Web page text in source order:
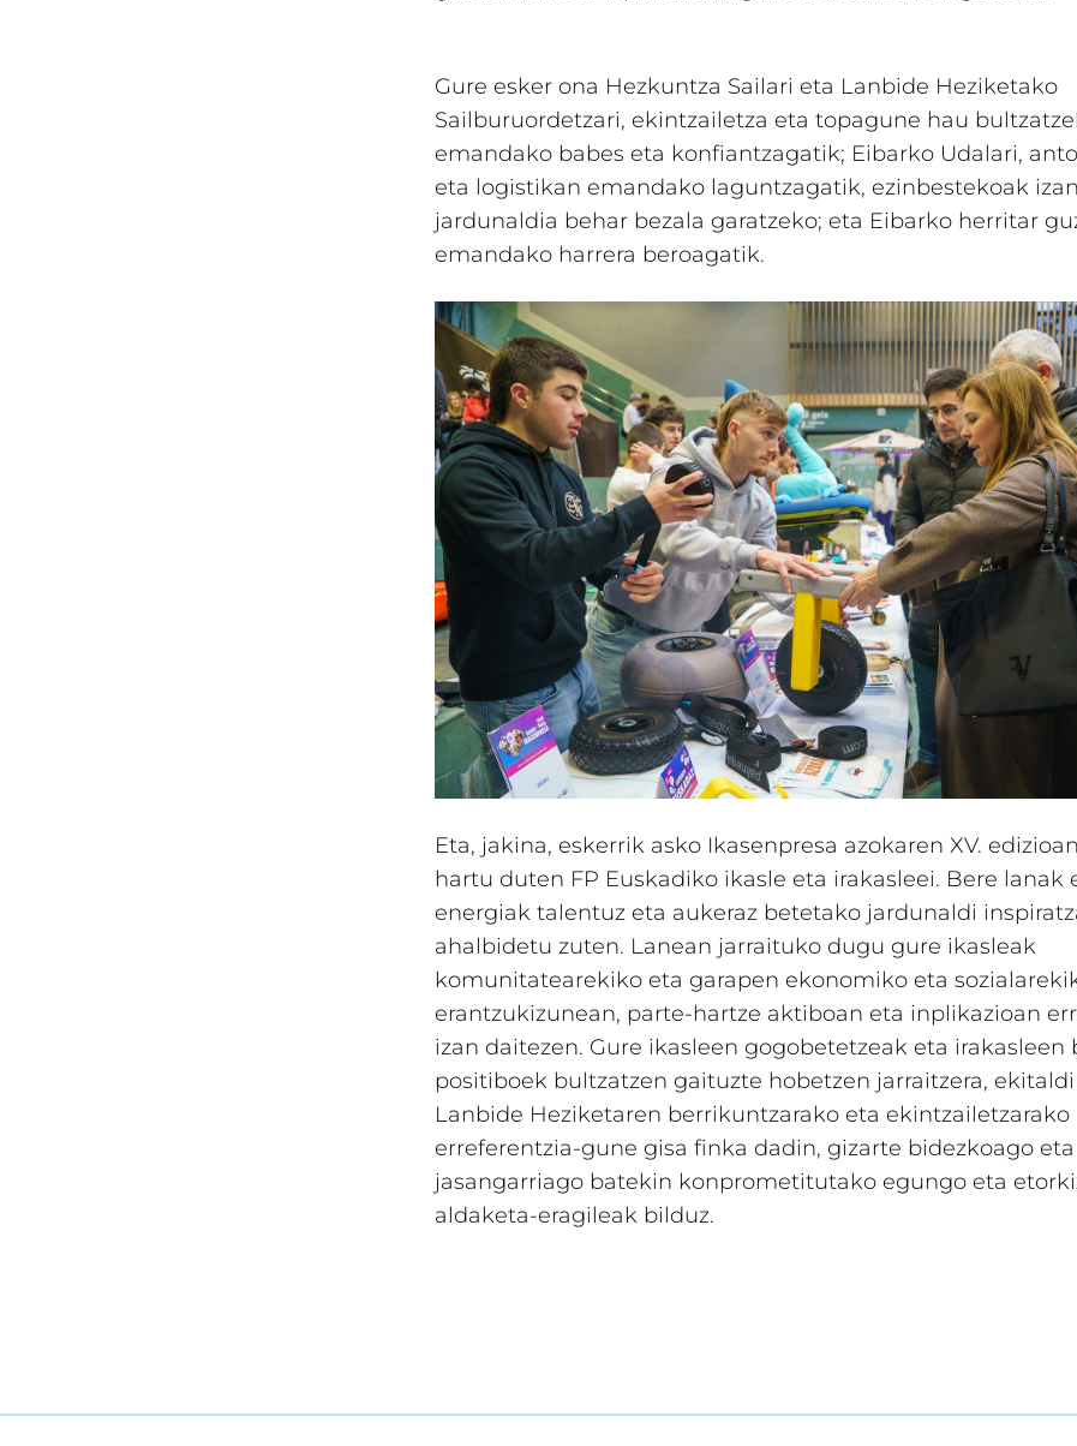
Gure esker ona Hezkuntza Sailari eta Lanbide Heziketako
Sailburuordetzari, ekintzailetza eta topagune hau
emandako babes eta konfiantzagatik; Eibarko Udalari,
eta logistikan emandako laguntzagatik, ezinbestekoak
jardunaldia behar bezala garatzeko; eta Eibarko herritar
emandako harrera beroagatik.
Eta, jakina, eskerrik asko Ikasenpresa azokaren XV.
hartu duten FP Euskadiko ikasle eta irakasleei. Bere lanak
energiak talentuz eta aukeraz betetako jardunaldi
ahalbidetu zuten. Lanean jarraituko dugu gure ikasleak
komunitatearekiko eta garapen ekonomiko eta
erantzukizunean, parte-hartze aktiboan eta inplikazioan
izan daitezen. Gure ikasleen gogobetetzeak eta irakasleen
positiboek bultzatzen gaituzte hobetzen jarraitzera,
Lanbide Heziketaren berrikuntzarako eta ekintzailetzarako
erreferentzia-gune gisa finka dadin, gizarte bidezkoago eta
jasangarriago batekin konprometitutako egungo eta
aldaketa-eragileak bilduz.